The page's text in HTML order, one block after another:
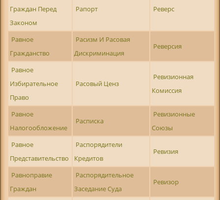
Граждан Перед
Законом
Рапорт Реверс
Равное
Гражданство
Расизм И Расовая
Дискриминация
Реверсия
Равное
Избирательное
Право
Расовый Ценз
Ревизионная
Комиссия
Равное
Налогообложение
Расписка
Ревизионные
Союзы
Равное
Представительство
Распорядители
Кредитов
Ревизия
Равноправие
Граждан
Распорядительное
Заседание Суда
Ревизор